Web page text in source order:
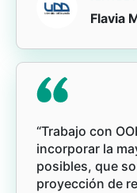
Flavia
“Trabajo con
incorporar la
posibles, que
proyección de